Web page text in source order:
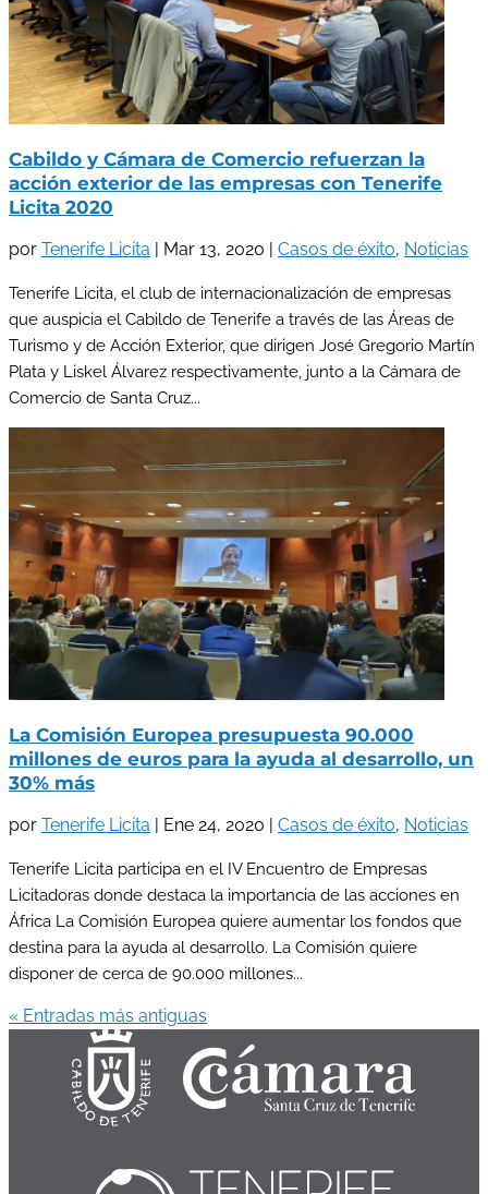
Cabildo y Cámara de Comercio refuerzan la
acción exterior de las empresas con Tenerife
Licita 2020
por Tenerife Licita | Mar 13, 2020 | Casos de éxito, Noticias
Tenerife Licita, el club de internacionalización de empresas
que auspicia el Cabildo de Tenerife a través de las Áreas de
Turismo y de Acción Exterior, que dirigen José Gregorio Martín
Plata y Liskel Álvarez respectivamente, junto a la Cámara de
Comercio de Santa Cruz...
La Comisión Europea presupuesta 90.000
millones de euros para la ayuda al desarrollo, un
30% más
por Tenerife Licita | Ene 24, 2020 | Casos de éxito, Noticias
Tenerife Licita participa en el IV Encuentro de Empresas
Licitadoras donde destaca la importancia de las acciones en
África La Comisión Europea quiere aumentar los fondos que
destina para la ayuda al desarrollo. La Comisión quiere
disponer de cerca de 90.000 millones...
« Entradas más antiguas